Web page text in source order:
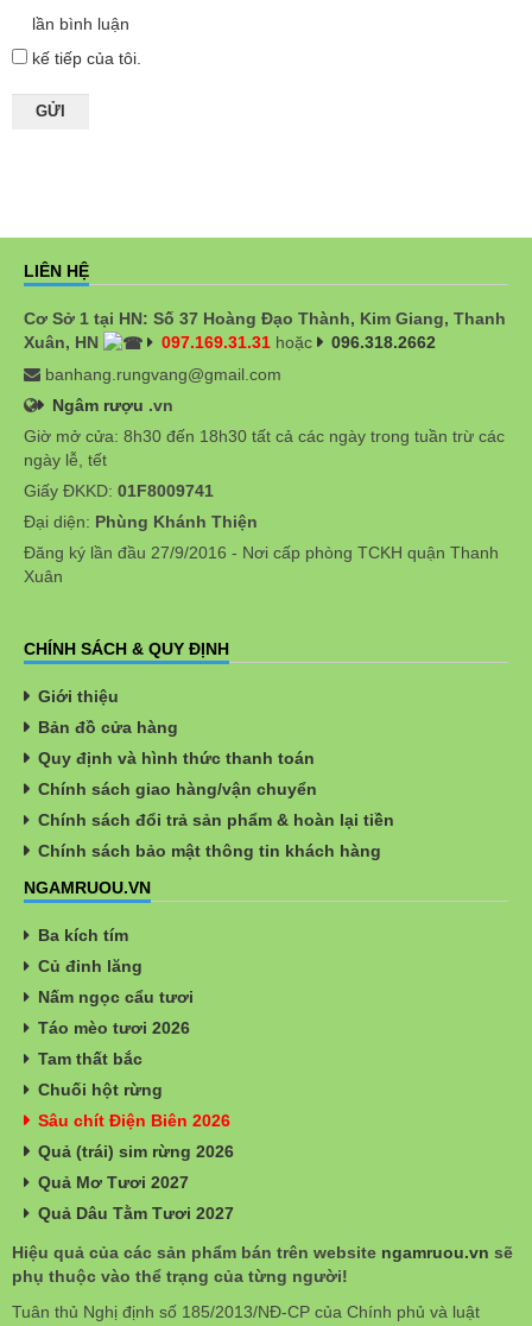
lần bình luận
kế tiếp của tôi.
LIÊN HỆ
Cơ Sở 1 tại HN: Số 37 Hoàng Đạo Thành, Kim Giang, Thanh
Xuân, HN
097.169.31.31 hoặc
096.318.2662
banhang.rungvang@gmail.com
Ngâm rượu .vn
Giờ mở cửa: 8h30 đến 18h30 tất cả các ngày trong tuần trừ các
ngày lễ, tết
Giấy ĐKKD: 01F8009741
Đại diện: Phùng Khánh Thiện
Đăng ký lần đầu 27/9/2016 - Nơi cấp phòng TCKH quận Thanh
Xuân
CHÍNH SÁCH & QUY ĐỊNH
Giới thiệu
Bản đồ cửa hàng
Quy định và hình thức thanh toán
Chính sách giao hàng/vận chuyển
Chính sách đổi trả sản phẩm & hoàn lại tiền
Chính sách bảo mật thông tin khách hàng
NGAMRUOU.VN
Ba kích tím
Củ đinh lăng
Nấm ngọc cẩu tươi
Táo mèo tươi 2026
Tam thất bắc
Chuối hột rừng
Sâu chít Điện Biên 2026
Quả (trái) sim rừng 2026
Quả Mơ Tươi 2027
Quả Dâu Tằm Tươi 2027
Hiệu quả của các sản phẩm bán trên website ngamruou.vn sẽ
phụ thuộc vào thể trạng của từng người!
Tuân thủ Nghị định số 185/2013/NĐ-CP của Chính phủ và luật